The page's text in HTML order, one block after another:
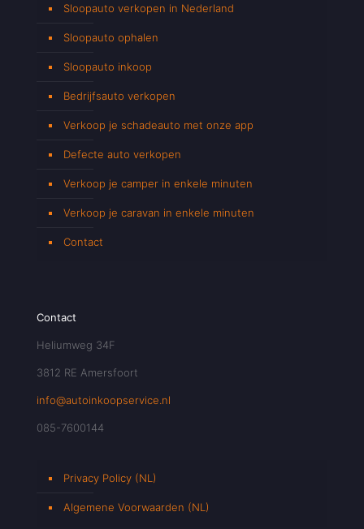
Sloopauto verkopen in Nederland
Sloopauto ophalen
Sloopauto inkoop
Bedrijfsauto verkopen
Verkoop je schadeauto met onze app
Defecte auto verkopen
Verkoop je camper in enkele minuten
Verkoop je caravan in enkele minuten
Contact
Contact
Heliumweg 34F
3812 RE Amersfoort
info@autoinkoopservice.nl
085-7600144
Privacy Policy (NL)
Algemene Voorwaarden (NL)